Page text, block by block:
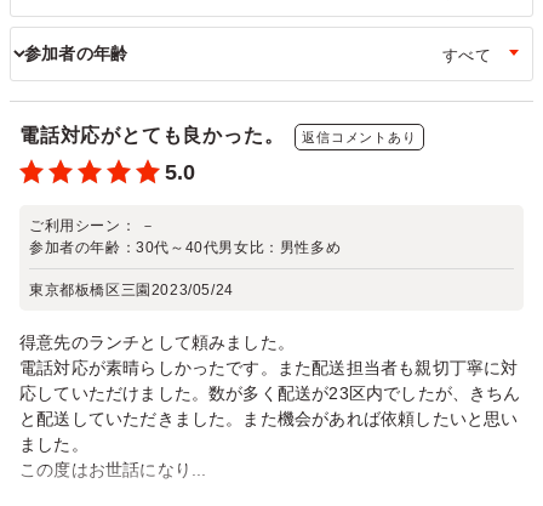
参加者の年齢
電話対応がとても良かった。 返信コメントあり
5.0
ご利用シーン：
－
参加者の年齢：30代～40代男女比： 男性多め
東京都板橋区三園 2023/05/24
得意先のランチとして頼みました。
電話対応が素晴らしかったです。また配送担当者も親切丁寧に対
応していただけました。数が多く配送が23区内でしたが、きちん
と配送していただきました。また機会があれば依頼したいと思い
ました。
この度はお世話になり...